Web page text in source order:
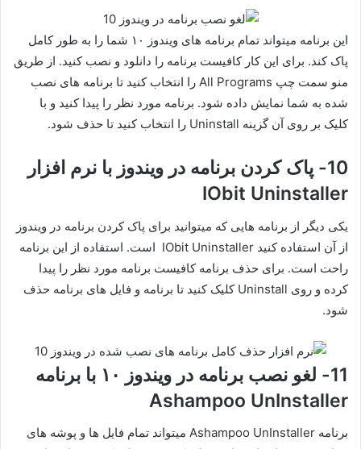
این برنامه میتواند تمام برنامه های ویندوز ۱۰ شما را به طور کامل
پاک کند. برای این کار کافیست برنامه را دانلود و نصب کنید. از طریق
منو سمت چپ All Programs را انتخاب کنید تا برنامه های نصب
شده به شما نمایش داده شود. برنامه مورد نظر را پیدا کنید و با
کلیک بر روی آن گزینه Uninstall را انتخاب کنید تا حذف شود.
10- پاک کردن برنامه در ویندوز با نرم افزار
IObit Uninstaller
یکی دیگر از برنامه هایی که میتوانید برای پاک کردن برنامه در ویندوز
از آن استفاده کنید IObit Uninstaller است. استفاده از این برنامه
راحت است. برای حذف برنامه کافیست برنامه مورد نظر را پیدا
کرده و روی Uninstall کلیک کنید تا برنامه و فایل های برنامه حذف
شود.
11- لغو نصب برنامه در ویندوز ۱۰ با برنامه
Ashampoo UnInstaller
برنامه Ashampoo UnInstaller میتواند تمام فایل ها و پوشه های